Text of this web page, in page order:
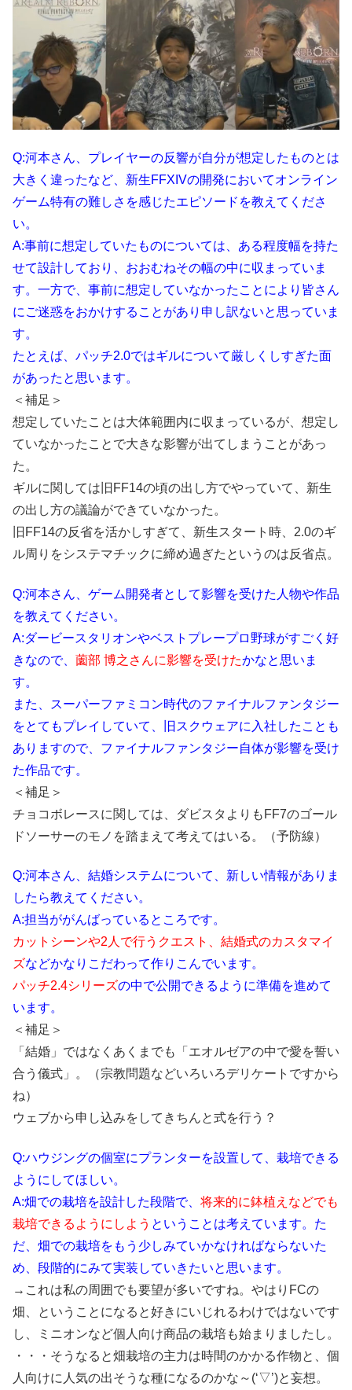
Q:河本さん、プレイヤーの反響が自分が想定したものとは
大きく違ったなど、新生FFXIVの開発においてオンライン
ゲーム特有の難しさを感じたエピソードを教えてくださ
い。
A:事前に想定していたものについては、ある程度幅を持た
せて設計しており、おおむねその幅の中に収まっていま
す。一方で、事前に想定していなかったことにより皆さん
にご迷惑をおかけすることがあり申し訳ないと思っていま
す。
たとえば、パッチ2.0ではギルについて厳しくしすぎた面
があったと思います。
＜補足＞
想定していたことは大体範囲内に収まっているが、想定し
ていなかったことで大きな影響が出てしまうことがあっ
た。
ギルに関しては旧FF14の頃の出し方でやっていて、新生
の出し方の議論ができていなかった。
旧FF14の反省を活かしすぎて、新生スタート時、2.0のギ
ル周りをシステマチックに締め過ぎたというのは反省点。
Q:河本さん、ゲーム開発者として影響を受けた人物や作品
を教えてください。
A:ダービースタリオンやベストプレープロ野球がすごく好
きなので、 薗部 博之さんに影響を受けたかなと思いま
す。
また、スーパーファミコン時代のファイナルファンタジー
をとてもプレイしていて、旧スクウェアに入社したことも
ありますので、ファイナルファンタジー自体が影響を受け
た作品です。
＜補足＞
チョコボレースに関しては、ダビスタよりもFF7のゴール
ドソーサーのモノを踏まえて考えてはいる。（予防線）
Q:河本さん、結婚システムについて、新しい情報がありま
したら教えてください。
A:担当ががんばっているところです。
カットシーンや2人で行うクエスト、結婚式のカスタマイ
ズなどかなりこだわって作りこんでいます。
パッチ2.4シリーズの中で公開できるように準備を進めて
います。
＜補足＞
「結婚」ではなくあくまでも「エオルゼアの中で愛を誓い
合う儀式」。（宗教問題などいろいろデリケートですから
ね）
ウェブから申し込みをしてきちんと式を行う？
Q:ハウジングの個室にプランターを設置して、栽培できる
ようにしてほしい。
A:畑での栽培を設計した段階で、 将来的に鉢植えなどでも
栽培できるようにしよう ということは考えています。た
だ、畑での栽培をもう少しみていかなければならないた
め、段階的にみて実装していきたいと思います。
→これは私の周囲でも要望が多いですね。やはりFCの
畑、ということになると好きにいじれるわけではないです
し、ミニオンなど個人向け商品の栽培も始まりましたし。
・・・そうなると畑栽培の主力は時間のかかる作物と、個
人向けに人気の出そうな種になるのかな～(‘▽’)と妄想。